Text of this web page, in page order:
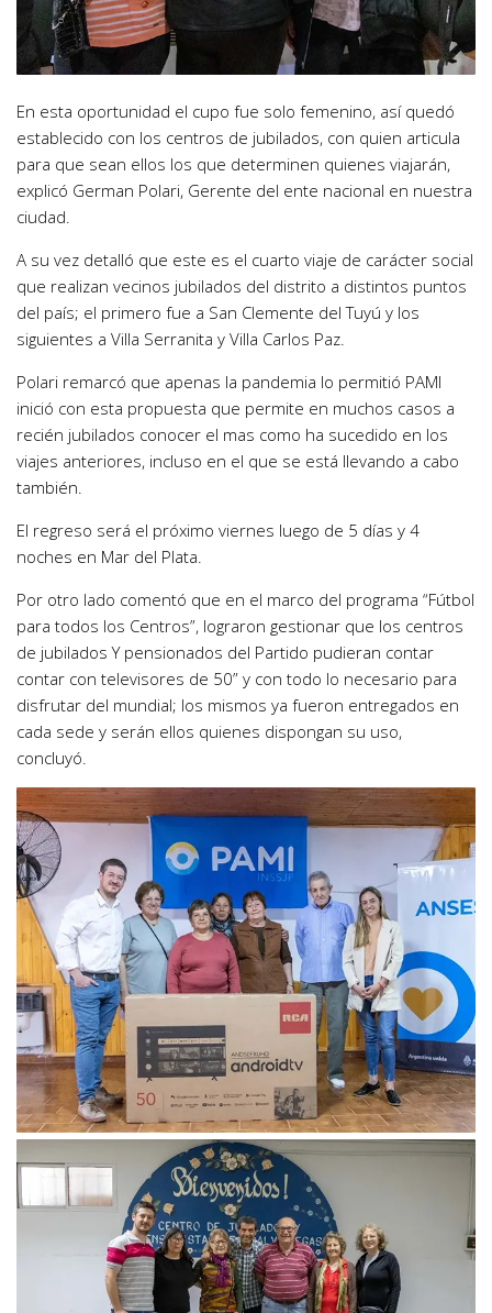
En esta oportunidad el cupo fue solo femenino, así quedó
establecido con los centros de jubilados, con quien articula
para que sean ellos los que determinen quienes viajarán,
explicó German Polari, Gerente del ente nacional en nuestra
ciudad.
A su vez detalló que este es el cuarto viaje de carácter social
que realizan vecinos jubilados del distrito a distintos puntos
del país; el primero fue a San Clemente del Tuyú y los
siguientes a Villa Serranita y Villa Carlos Paz.
Polari remarcó que apenas la pandemia lo permitió PAMI
inició con esta propuesta que permite en muchos casos a
recién jubilados conocer el mas como ha sucedido en los
viajes anteriores, incluso en el que se está llevando a cabo
también.
El regreso será el próximo viernes luego de 5 días y 4
noches en Mar del Plata.
Por otro lado comentó que en el marco del programa “Fútbol
para todos los Centros”, lograron gestionar que los centros
de jubilados Y pensionados del Partido pudieran contar
contar con televisores de 50” y con todo lo necesario para
disfrutar del mundial; los mismos ya fueron entregados en
cada sede y serán ellos quienes dispongan su uso,
concluyó.